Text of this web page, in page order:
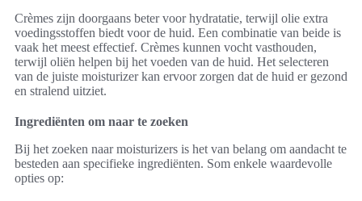
Crèmes zijn doorgaans beter voor hydratatie, terwijl olie extra
voedingsstoffen biedt voor de huid. Een combinatie van beide is
vaak het meest effectief. Crèmes kunnen vocht vasthouden,
terwijl oliën helpen bij het voeden van de huid. Het selecteren
van de juiste moisturizer kan ervoor zorgen dat de huid er gezond
en stralend uitziet.
Ingrediënten om naar te zoeken
Bij het zoeken naar moisturizers is het van belang om aandacht te
besteden aan specifieke ingrediënten. Som enkele waardevolle
opties op: